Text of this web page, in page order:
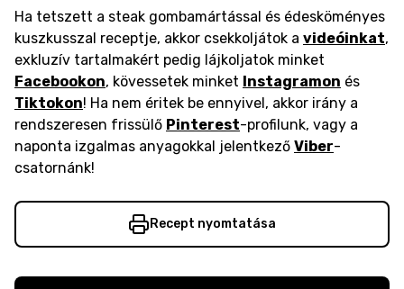
Ha tetszett a steak gombamártással és édesköményes
kuszkusszal receptje, akkor csekkoljátok a videóinkat,
exkluzív tartalmakért pedig lájkoljatok minket
Facebookon, kövessetek minket Instagramon és
Tiktokon! Ha nem éritek be ennyivel, akkor irány a
rendszeresen frissülő Pinterest-profilunk, vagy a
naponta izgalmas anyagokkal jelentkező Viber-
csatornánk!
Recept nyomtatása